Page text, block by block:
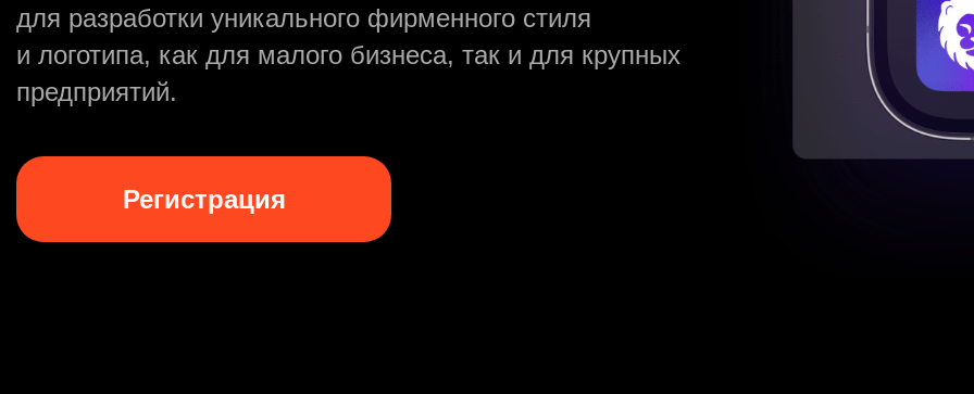
для разработки уникального фирменного стиля
и логотипа, как для малого бизнеса, так и для крупных
предприятий.
Регистрация
Войти через Яндекс
«Больше всего мне понравилось то, что
я могу делать поправки сразу же после